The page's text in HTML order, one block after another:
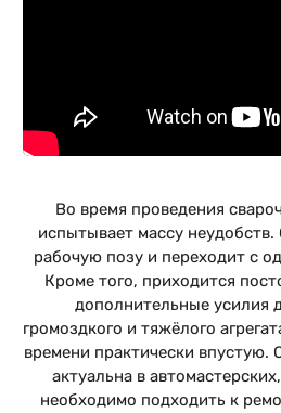
Во время проведения
испытывает массу
рабочую позу и переходит с
Кроме того, приходится
дополнительные усилия
громоздкого и тяжёлого
времени практически впустую.
актуальна в
необходимо подходить к